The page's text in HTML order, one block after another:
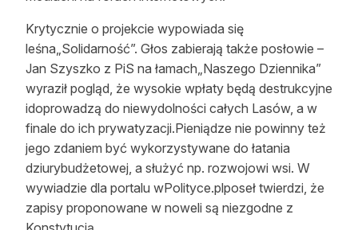
Krytycznie o projekcie wypowiada się
leśna„Solidarność”. Głos zabierają także posłowie –
Jan Szyszko z PiS na łamach„Naszego Dziennika”
wyraził pogląd, że wysokie wpłaty będą destrukcyjne
idoprowadzą do niewydolności całych Lasów, a w
finale do ich prywatyzacji.Pieniądze nie powinny też
jego zdaniem być wykorzystywane do łatania
dziurybudżetowej, a służyć np. rozwojowi wsi. W
wywiadzie dla portalu wPolityce.plposeł twierdzi, że
zapisy proponowane w noweli są niezgodne z